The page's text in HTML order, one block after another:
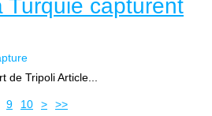
Turquie capturent
Tripoli Article...
9 10 20
30
> >>